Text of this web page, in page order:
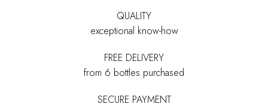
QUALITY
exceptional know-how
FREE DELIVERY
from 6 bottles purchased
SECURE PAYMENT